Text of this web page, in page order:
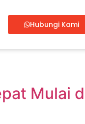
Hubungi Kami
Mulai